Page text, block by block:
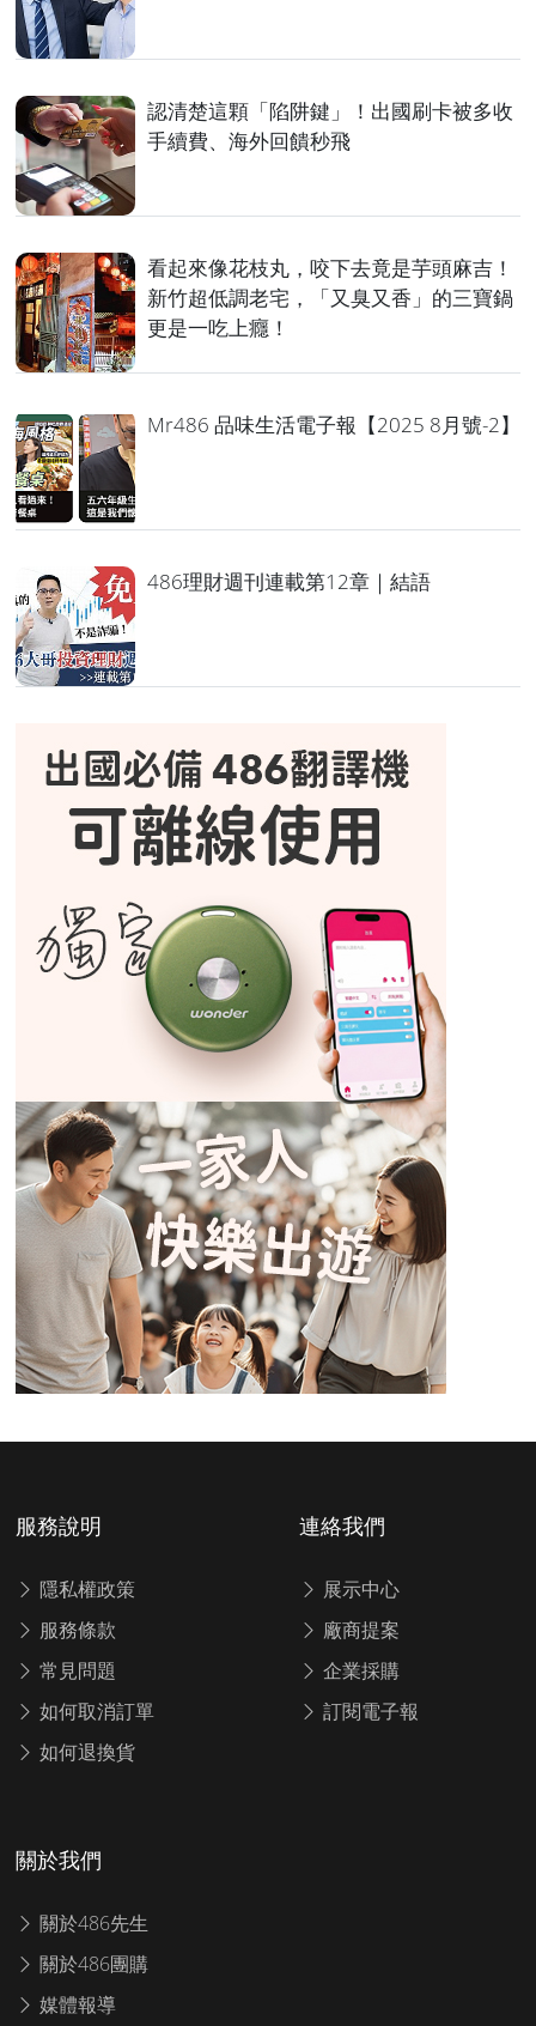
認清楚這顆「陷阱鍵」！出國刷卡被多收
手續費、海外回饋秒飛
看起來像花枝丸，咬下去竟是芋頭麻吉！
新竹超低調老宅，「又臭又香」的三寶鍋
更是一吃上癮！
Mr486 品味生活電子報【2025 8月號-2】
486理財週刊連載第12章｜結語
服務說明
隱私權政策
服務條款
常見問題
如何取消訂單
如何退換貨
連絡我們
展示中心
廠商提案
企業採購
訂閱電子報
關於我們
關於486先生
關於486團購
媒體報導